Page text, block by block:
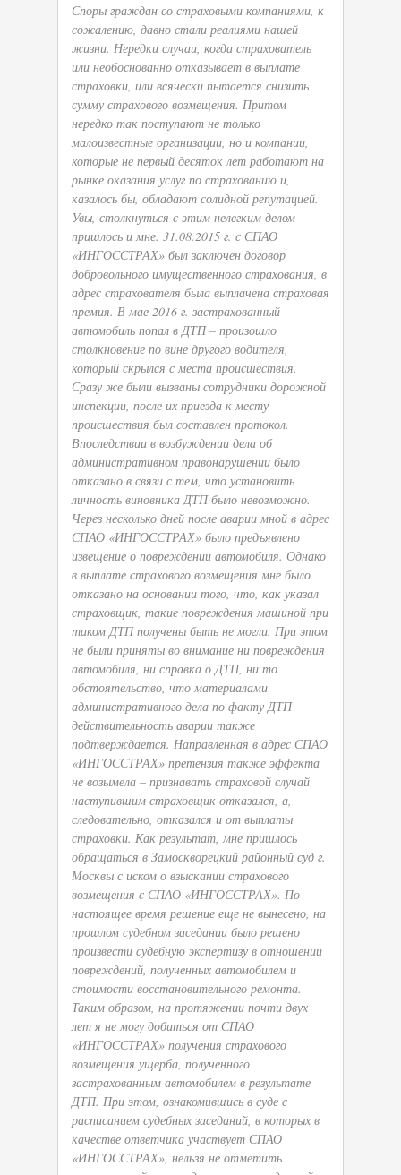
Споры граждан со страховыми компаниями, к
сожалению, давно стали реалиями нашей
жизни. Нередки случаи, когда страхователь
или необоснованно отказывает в выплате
страховки, или всячески пытается снизить
сумму страхового возмещения. Притом
нередко так поступают не только
малоизвестные организации, но и компании,
которые не первый десяток лет работают на
рынке оказания услуг по страхованию и,
казалось бы, обладают солидной репутацией.
Увы, столкнуться с этим нелегким делом
пришлось и мне. 31.08.2015 г. с СПАО
«ИНГОССТРАХ» был заключен договор
добровольного имущественного страхования, в
адрес страхователя была выплачена страховая
премия. В мае 2016 г. застрахованный
автомобиль попал в ДТП – произошло
столкновение по вине другого водителя,
который скрылся с места происшествия.
Сразу же были вызваны сотрудники дорожной
инспекции, после их приезда к месту
происшествия был составлен протокол.
Впоследствии в возбуждении дела об
административном правонарушении было
отказано в связи с тем, что установить
личность виновника ДТП было невозможно.
Через несколько дней после аварии мной в адрес
СПАО «ИНГОССТРАХ» было предъявлено
извещение о повреждении автомобиля. Однако
в выплате страхового возмещения мне было
отказано на основании того, что, как указал
страховщик, такие повреждения машиной при
таком ДТП получены быть не могли. При этом
не были приняты во внимание ни повреждения
автомобиля, ни справка о ДТП, ни то
обстоятельство, что материалами
административного дела по факту ДТП
действительность аварии также
подтверждается. Направленная в адрес СПАО
«ИНГОССТРАХ» претензия также эффекта
не возымела – признавать страховой случай
наступившим страховщик отказался, а,
следовательно, отказался и от выплаты
страховки. Как результат, мне пришлось
обращаться в Замоскворецкий районный суд г.
Москвы с иском о взыскании страхового
возмещения с СПАО «ИНГОССТРАХ». По
настоящее время решение еще не вынесено, на
прошлом судебном заседании было решено
произвести судебную экспертизу в отношении
повреждений, полученных автомобилем и
стоимости восстановительного ремонта.
Таким образом, на протяжении почти двух
лет я не могу добиться от СПАО
«ИНГОССТРАХ» получения страхового
возмещения ущерба, полученного
застрахованным автомобилем в результате
ДТП. При этом, ознакомившись в суде с
расписанием судебных заседаний, в которых в
качестве ответчика участвует СПАО
«ИНГОССТРАХ», нельзя не отметить